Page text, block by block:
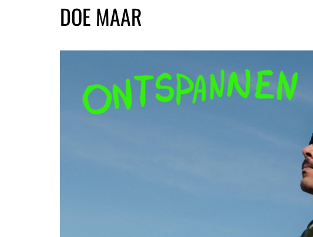
DOE MAAR